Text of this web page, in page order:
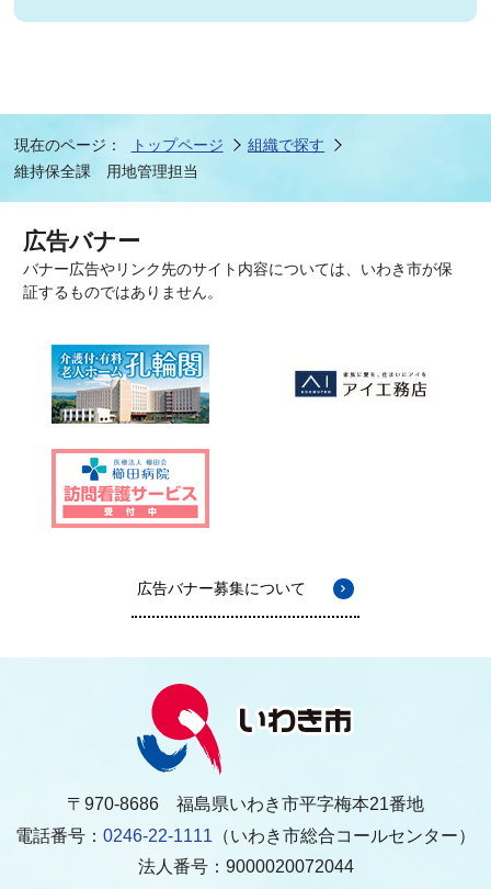
現在のページ： トップページ
組織で探す
維持保全課 用地管理担当
広告バナー
バナー広告やリンク先のサイト内容については、いわき市が保
証するものではありません。
広告バナー募集について
〒970-8686 福島県いわき市平字梅本21番地
電話番号： 0246-22-1111 （いわき市総合コールセンター）
法人番号：9000020072044